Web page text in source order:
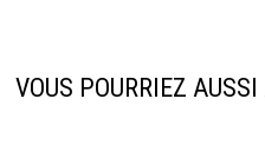
VOUS POURRIEZ